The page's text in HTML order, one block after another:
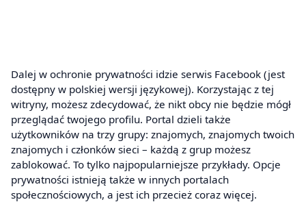
Dalej w ochronie prywatności idzie serwis Facebook (jest
dostępny w polskiej wersji językowej). Korzystając z tej
witryny, możesz zdecydować, że nikt obcy nie będzie mógł
przeglądać twojego profilu. Portal dzieli także
użytkowników na trzy grupy: znajomych, znajomych twoich
znajomych i członków sieci – każdą z grup możesz
zablokować. To tylko najpopularniejsze przykłady. Opcje
prywatności istnieją także w innych portalach
społecznościowych, a jest ich przecież coraz więcej.